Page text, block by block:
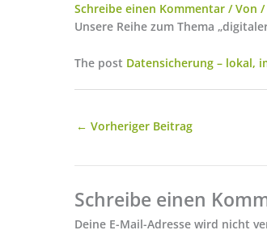
Schreibe einen Kommentar / Von /
Unsere Reihe zum Thema
The post Datensicherung – lokal,
← Vorheriger Beitrag
Schreibe einen
Deine E-Mail-Adresse wird nicht